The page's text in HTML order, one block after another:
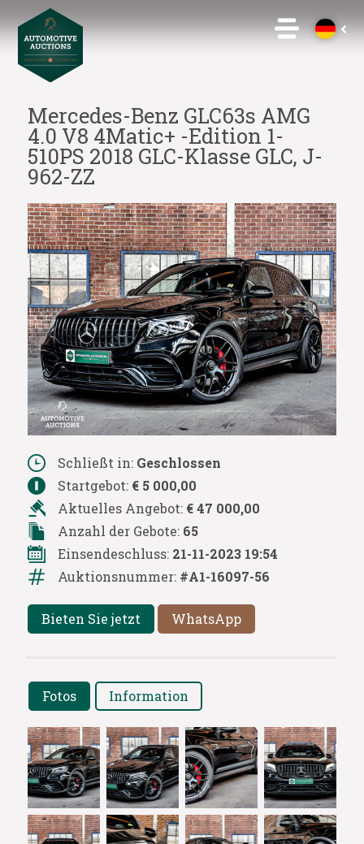
Mercedes-Benz GLC63s AMG
4.0 V8 4Matic+ -Edition 1-
510PS 2018 GLC-Klasse GLC, J-
962-ZZ
Schließt in: Geschlossen
Startgebot: € 5 000,00
Aktuelles Angebot: € 47 000,00
Anzahl der Gebote: 65
Einsendeschluss: 21-11-2023 19:54
Auktionsnummer: #A1-16097-56
Bieten Sie jetzt WhatsApp
Fotos Information